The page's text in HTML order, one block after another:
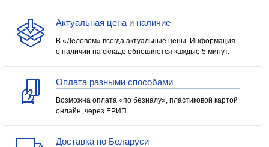
Актуальная цена и наличие
В «Деловом» всегда актуальные цены. Информация
о наличии на складе обновляется каждые 5 минут.
Оплата разными способами
Возможна оплата «по безналу», пластиковой картой
онлайн, через ЕРИП.
Доставка по Беларуси